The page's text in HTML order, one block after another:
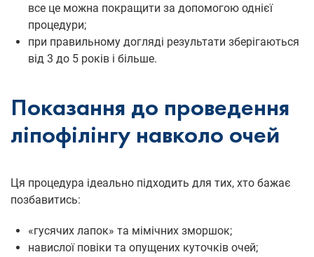
все це можна покращити за допомогою однієї
процедури;
при правильному догляді результати зберігаються
від 3 до 5 років і більше.
Показання до проведення
ліпофілінгу навколо очей
Ця процедура ідеально підходить для тих, хто бажає
позбавитись:
«гусячих лапок» та мімічних зморшок;
навислої повіки та опущених куточків очей;